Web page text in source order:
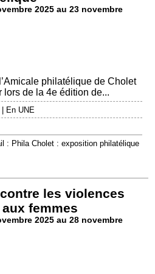
2025 au 23 novembre
philatélique de Cholet
lors de la 4e édition de...
En UNE
: Phila Cholet : exposition philatélique
les violences
femmes
2025 au 28 novembre